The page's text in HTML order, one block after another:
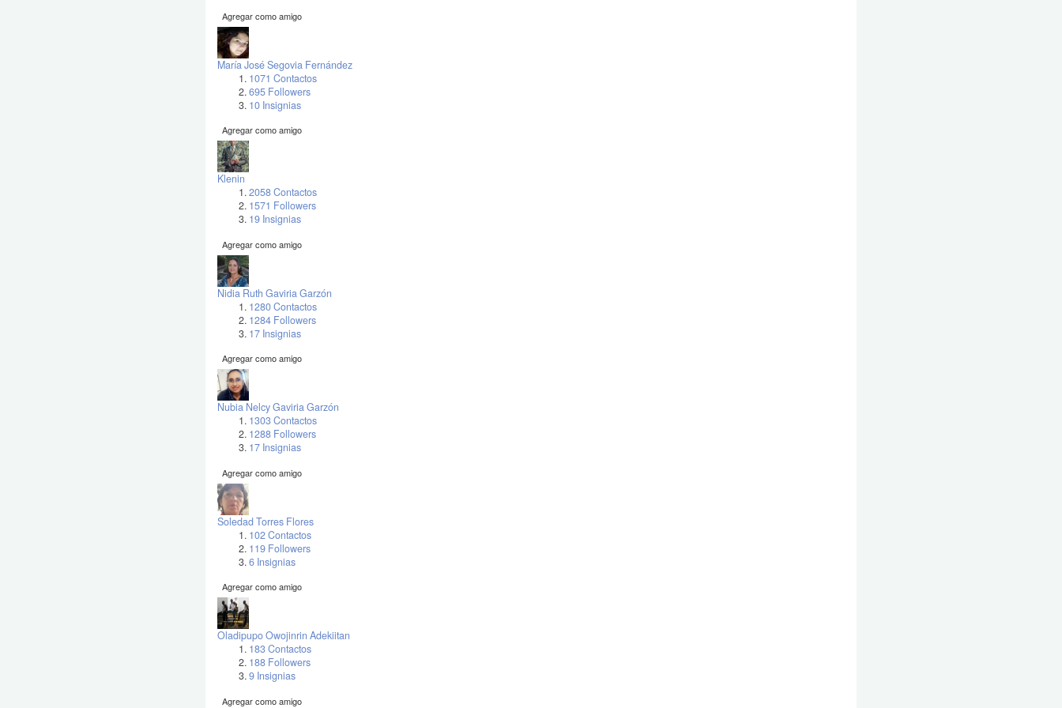
Agregar como amigo
María José Segovia Fernández
1071 Contactos
695 Followers
10 Insignias
Agregar como amigo
Klenin
2058 Contactos
1571 Followers
19 Insignias
Agregar como amigo
Nidia Ruth Gaviria Garzón
1280 Contactos
1284 Followers
17 Insignias
Agregar como amigo
Nubia Nelcy Gaviria Garzón
1303 Contactos
1288 Followers
17 Insignias
Agregar como amigo
Soledad Torres Flores
102 Contactos
119 Followers
6 Insignias
Agregar como amigo
Oladipupo Owojinrin Adekiitan
183 Contactos
188 Followers
9 Insignias
Agregar como amigo